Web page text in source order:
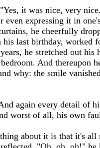
it was nice, very
expressing it in
he cheerfully
his last birthday, worked
he stretched out his
And thereupon
why: the smile
again every detail of
worst of all, his own
about it is that it's